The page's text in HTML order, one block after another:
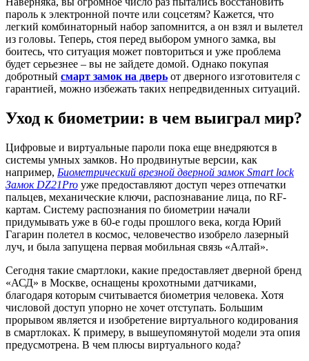
пароль к электронной почте или соцсетям? Кажется, что
легкий комбинаторный набор запомнится, а он взял и вылетел
из головы. Теперь, стоя перед выбором умного замка, вы
боитесь, что ситуация может повториться и уже проблема
будет серьезнее – вы не зайдете домой. Однако покупая
добротный смарт замок на дверь от дверного изготовителя с
гарантией, можно избежать таких непредвиденных ситуаций.
Уход к биометрии: в чем выиграл мир?
Цифровые и виртуальные пароли пока еще внедряются в
системы умных замков. Но продвинутые версии, как
например, Биометрический врезной дверной замок Smart lock
Замок DZ21Pro уже предоставляют доступ через отпечатки
пальцев, механические ключи, распознавание лица, по RF-
картам. Систему распознания по биометрии начали
придумывать уже в 60-е годы прошлого века, когда Юрий
Гагарин полетел в космос, человечество изобрело лазерный
луч, и была запущена первая мобильная связь «Алтай».
Сегодня такие смартлоки, какие предоставляет дверной бренд
«АСД» в Москве, оснащены крохотными датчиками,
благодаря которым считывается биометрия человека. Хотя
числовой доступ упорно не хочет отступать. Большим
прорывом является и изобретение виртуального кодирования
в смартлоках. К примеру, в вышеупомянутой модели эта опия
предусмотрена. В чем плюсы виртуального кода?